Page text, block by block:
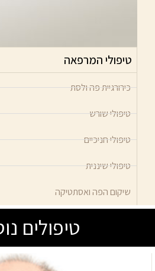
טיפולי המרפאה
כירורגיית פה ולסת
טיפולי שורש
טיפולי חניכיים
טיפולי שיננית
שיקום הפה ואסתטיקה
טיפולים